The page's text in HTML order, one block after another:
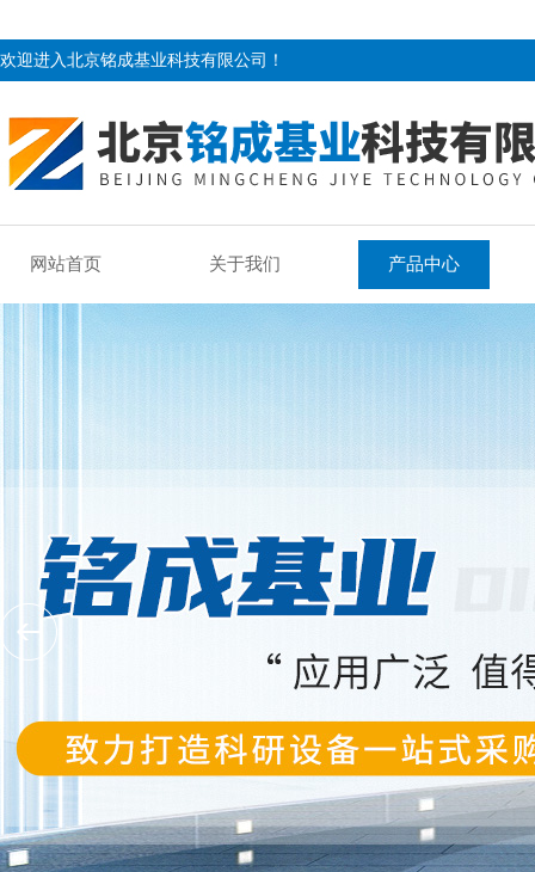
欢迎进入北京铭成基业科技有限公司！
网站首页 关于我们 产品中心